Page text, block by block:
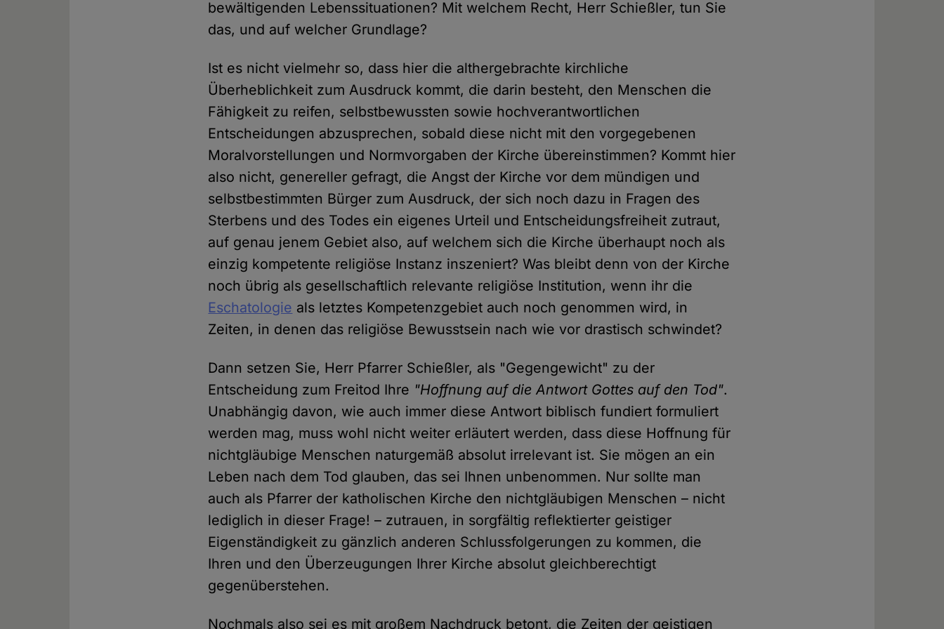
bewältigenden Lebenssituationen? Mit welchem Recht, Herr Schießler, tun Sie
das, und auf welcher Grundlage?
Ist es nicht vielmehr so, dass hier die althergebrachte kirchliche
Überheblichkeit zum Ausdruck kommt, die darin besteht, den Menschen die
Fähigkeit zu reifen, selbstbewussten sowie hochverantwortlichen
Entscheidungen abzusprechen, sobald diese nicht mit den vorgegebenen
Moralvorstellungen und Normvorgaben der Kirche übereinstimmen? Kommt hier
also nicht, genereller gefragt, die Angst der Kirche vor dem mündigen und
selbstbestimmten Bürger zum Ausdruck, der sich noch dazu in Fragen des
Sterbens und des Todes ein eigenes Urteil und Entscheidungsfreiheit zutraut,
auf genau jenem Gebiet also, auf welchem sich die Kirche überhaupt noch als
einzig kompetente religiöse Instanz inszeniert? Was bleibt denn von der Kirche
noch übrig als gesellschaftlich relevante religiöse Institution, wenn ihr die
Eschatologie als letztes Kompetenzgebiet auch noch genommen wird, in
Zeiten, in denen das religiöse Bewusstsein nach wie vor drastisch schwindet?
Dann setzen Sie, Herr Pfarrer Schießler, als "Gegengewicht" zu der
Entscheidung zum Freitod Ihre "Hoffnung auf die Antwort Gottes auf den Tod".
Unabhängig davon, wie auch immer diese Antwort biblisch fundiert formuliert
werden mag, muss wohl nicht weiter erläutert werden, dass diese Hoffnung für
nichtgläubige Menschen naturgemäß absolut irrelevant ist. Sie mögen an ein
Leben nach dem Tod glauben, das sei Ihnen unbenommen. Nur sollte man
auch als Pfarrer der katholischen Kirche den nichtgläubigen Menschen – nicht
lediglich in dieser Frage! – zutrauen, in sorgfältig reflektierter geistiger
Eigenständigkeit zu gänzlich anderen Schlussfolgerungen zu kommen, die
Ihren und den Überzeugungen Ihrer Kirche absolut gleichberechtigt
gegenüberstehen.
Nochmals also sei es mit großem Nachdruck betont, die Zeiten der geistigen